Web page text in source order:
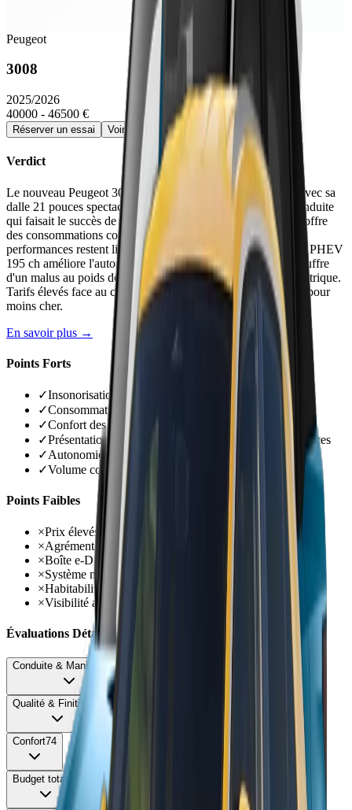
Peugeot
3008
2025/2026
40000 - 46500 €
Réserver un essai Voir la fiche détaillée →
Verdict
Le nouveau Peugeot 3008 a gagné en confort et modernité avec sa
dalle 21 pouces spectaculaire, mais a perdu l'agrément de conduite
qui faisait le succès de son prédécesseur. L'hybridation 48V offre
des consommations correctes (5,1-6,5 l/100 km) mais les
performances restent limitées avec une boîte peu réactive. Le PHEV
195 ch améliore l'autonomie électrique (78 km réels) mais souffre
d'un malus au poids de 1 540 € le rendant plus cher que l'électrique.
Tarifs élevés face au cousin C5 Aircross qui offre équivalent pour
moins cher.
En savoir plus →
Points Forts
✓Insonorisation réussie même à haute vitesse
✓Consommations maîtrisées de 5,1 à 6,5 l/100 km
✓Confort des suspensions bien calibré
✓Présentation intérieure spectaculaire avec dalle 21 pouces
✓Autonomie électrique PHEV améliorée à 78 km réels
✓Volume coffre préservé à 520 litres sur PHEV
Points Faibles
×Prix élevés dès 40 000 € avec malus jusqu'à 1 540 €
×Agrément de conduite en retrait vs ancienne génération
×Boîte e-DSC6/7 peu réactive avec à-coups basse vitesse
×Système multimédia lent et parfois défaillant
×Habitabilité décevante malgré dimensions accrues
×Visibilité arrière catastrophique
Évaluations Détaillées
Conduite & Maniabilité62
Qualité & Finition
Confort74
Budget total58